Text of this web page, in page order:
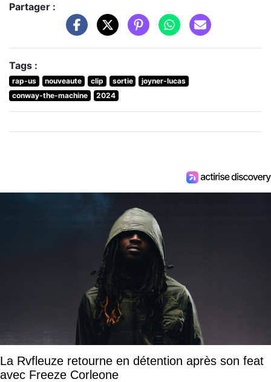
Partager :
Tags :
rap-us nouveaute clip sortie
joyner-lucas
conway-the-machine
2024
La Rvfleuze retourne en détention après son feat
avec Freeze Corleone